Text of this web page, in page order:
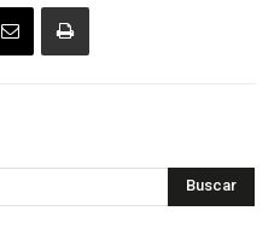
Buscar